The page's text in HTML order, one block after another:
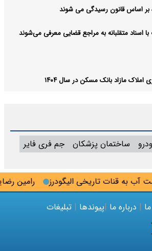
رامین به قنات تاریخی الیگودرز
اساس قانون رسیدگی می شوند
اسناد متقلبانه به مراجع قضایی معرفی می‌شوند
ساختمان پزشکان جم فری فایر
| درباره ما |پیوندها | تبلیغات